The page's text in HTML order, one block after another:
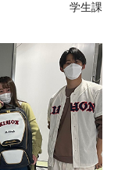
学生課